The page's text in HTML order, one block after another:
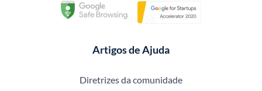
Artigos de Ajuda
Diretrizes da comunidade